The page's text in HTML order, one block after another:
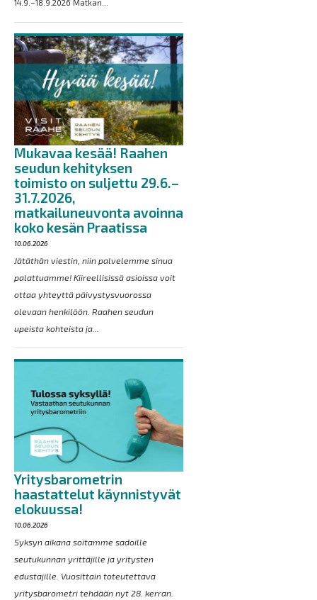
14.9.–18.9.2026 Matkan...
Mukavaa kesää! Raahen
seudun kehityksen
toimisto on suljettu 29.6.–
31.7.2026,
matkailuneuvonta avoinna
koko kesän Praatissa
10.06.2026
Jätäthän viestin, niin palvelemme sinua
palattuamme! Kiireellisissä asioissa voit
ottaa yhteyttä päivystysvuorossa
olevaan henkilöön. Raahen seudun
upeista kohteista ja...
Yritysbarometrin
haastattelut käynnistyvät
elokuussa!
10.06.2026
Syksyn aikana soitamme sadoille
seutukunnan yrittäjille ja yritysten
edustajille. Vuosittain toteutettava
yritysbarometri tehdään nyt 28. kerran.